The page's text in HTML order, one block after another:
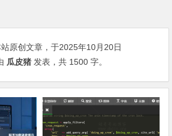
原创文章，于2025年10月20日
瓜皮猪 发表，共 1500 字。